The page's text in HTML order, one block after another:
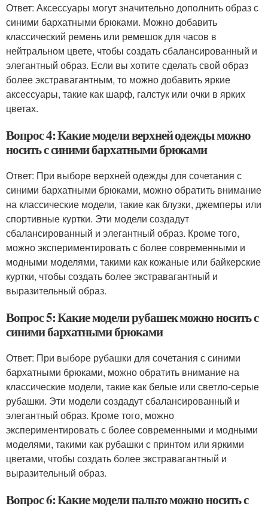
Ответ: Аксессуары могут значительно дополнить образ с
синими бархатными брюками. Можно добавить
классический ремень или ремешок для часов в
нейтральном цвете, чтобы создать сбалансированный и
элегантный образ. Если вы хотите сделать свой образ
более экстравагантным, то можно добавить яркие
аксессуары, такие как шарф, галстук или очки в ярких
цветах.
Вопрос 4: Какие модели верхней одежды можно
носить с синими бархатными брюками
Ответ: При выборе верхней одежды для сочетания с
синими бархатными брюками, можно обратить внимание
на классические модели, такие как блузки, джемперы или
спортивные куртки. Эти модели создадут
сбалансированный и элегантный образ. Кроме того,
можно экспериментировать с более современными и
модными моделями, такими как кожаные или байкерские
куртки, чтобы создать более экстравагантный и
выразительный образ.
Вопрос 5: Какие модели рубашек можно носить с
синими бархатными брюками
Ответ: При выборе рубашки для сочетания с синими
бархатными брюками, можно обратить внимание на
классические модели, такие как белые или светло-серые
рубашки. Эти модели создадут сбалансированный и
элегантный образ. Кроме того, можно
экспериментировать с более современными и модными
моделями, такими как рубашки с принтом или яркими
цветами, чтобы создать более экстравагантный и
выразительный образ.
Вопрос 6: Какие модели пальто можно носить с